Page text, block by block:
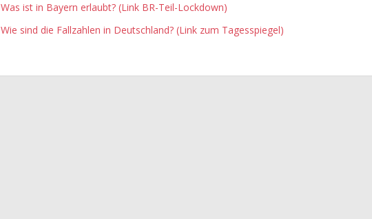
Was ist in Bayern erlaubt? (Link BR-Teil-Lockdown)
Wie sind die Fallzahlen in Deutschland? (Link zum Tagesspiegel)